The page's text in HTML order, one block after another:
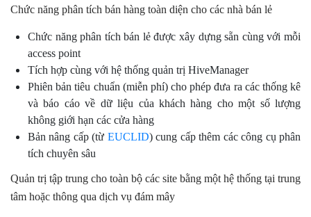
Chức năng phân tích bán hàng toàn diện cho các nhà bán lẻ
Chức năng phân tích bán lẻ được xây dựng sẵn cùng với mỗi
access point
Tích hợp cùng với hệ thống quản trị HiveManager
Phiên bản tiêu chuẩn (miễn phí) cho phép đưa ra các thống kê
và báo cáo về dữ liệu của khách hàng cho một số lượng
không giới hạn các cửa hàng
Bản nâng cấp (từ EUCLID) cung cấp thêm các công cụ phân
tích chuyên sâu
Quản trị tập trung cho toàn bộ các site bằng một hệ thống tại trung
tâm hoặc thông qua dịch vụ đám mây